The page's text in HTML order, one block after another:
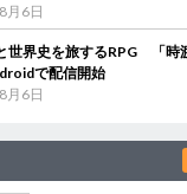
月6日
世界史を旅するRPG 「時
で配信開始
月6日